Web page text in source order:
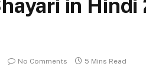
in Hindi
No Comments 5 Mins Read